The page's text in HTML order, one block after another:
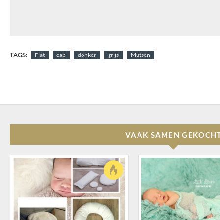
TAGS: Flat cap donker grijs Mutsen
VAAK SAMEN